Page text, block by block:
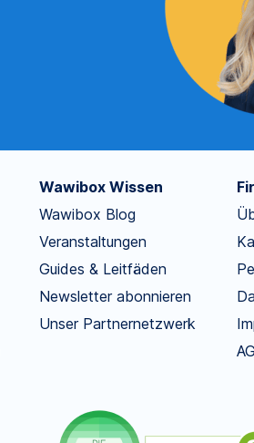
Wawibox Wissen
Wawibox Blog
Veranstaltungen
Guides & Leitfäden
Newsletter abonnieren
Unser Partnernetzwerk